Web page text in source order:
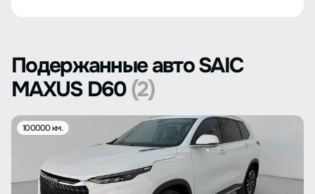
Подержанные авто SAIC
MAXUS D60(2)
100000 км.